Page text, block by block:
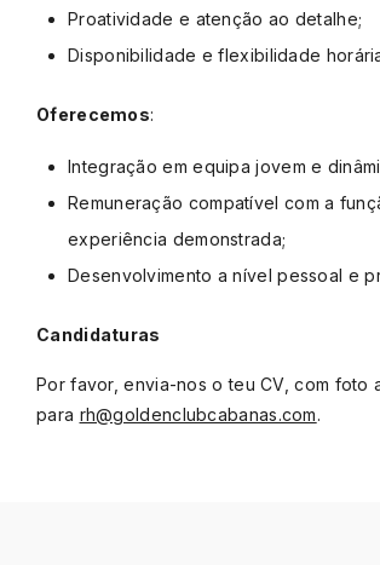
Proatividade e atenção ao detalhe;
Disponibilidade e flexibilidade
Oferecemos:
Integração em equipa jovem e
Remuneração compatível com a
experiência demonstrada;
Desenvolvimento a nível pessoal e
Candidaturas
Por favor, envia-nos o teu CV, com foto
para rh@goldenclubcabanas.com.